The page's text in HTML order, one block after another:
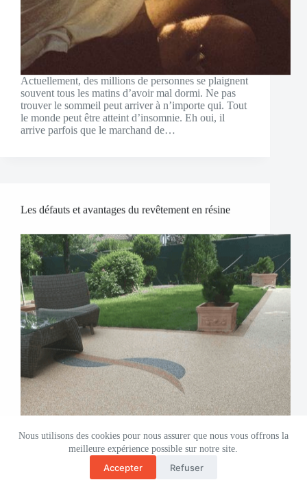
Nous utilisons des cookies pour nous assurer que nous vous offrons la
meilleure expérience possible sur notre site.
Accepter Refuser
Actuellement, des millions de personnes se plaignent
souvent tous les matins d’avoir mal dormi. Ne pas
trouver le sommeil peut arriver à n’importe qui. Tout
le monde peut être atteint d’insomnie. Eh oui, il
arrive parfois que le marchand de…
Les défauts et avantages du revêtement en résine